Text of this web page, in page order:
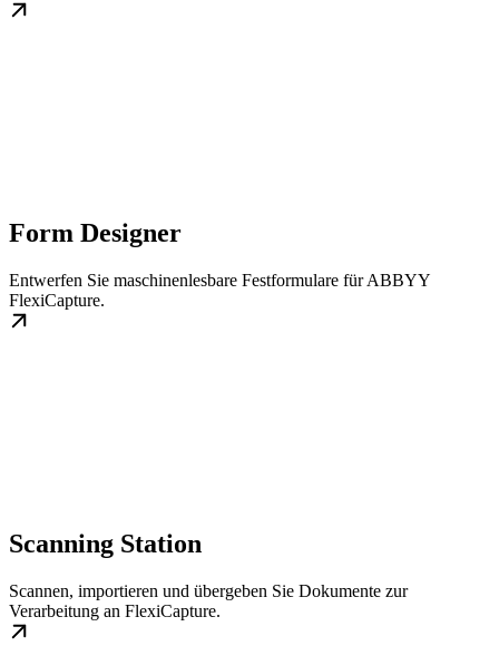
Form Designer
Entwerfen Sie maschinenlesbare Festformulare für ABBYY
FlexiCapture.
Scanning Station
Scannen, importieren und übergeben Sie Dokumente zur
Verarbeitung an FlexiCapture.